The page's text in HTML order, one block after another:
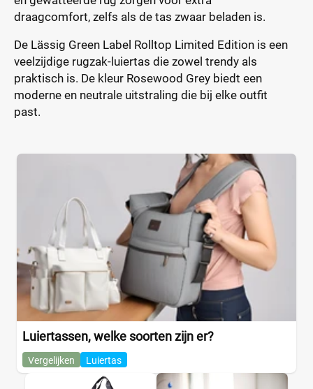
draagcomfort, zelfs als de tas zwaar beladen is.
De Lässig Green Label Rolltop Limited Edition is een
veelzijdige rugzak-luiertas die zowel trendy als
praktisch is. De kleur Rosewood Grey biedt een
moderne en neutrale uitstraling die bij elke outfit
past.
Luiertassen, welke soorten zijn er?
Vergelijken Luiertas